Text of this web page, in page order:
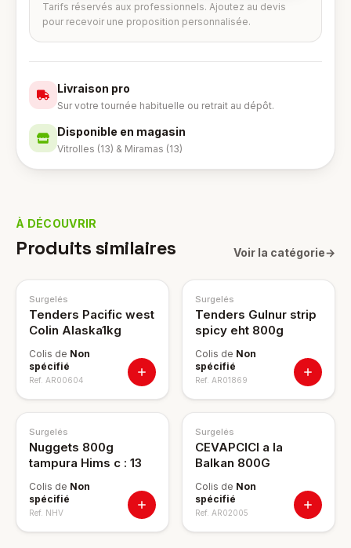
Tarifs réservés aux professionnels. Ajoutez au devis
pour recevoir une proposition personnalisée.
Livraison pro
Sur votre tournée habituelle ou retrait au dépôt.
Disponible en magasin
Vitrolles (13) & Miramas (13)
À DÉCOUVRIR
Produits similaires Voir la catégorie→
Surgelés
Tenders Pacific west
Colin Alaska1kg
Colis de Non
spécifié
Ref. AR00604
Surgelés
Tenders Gulnur strip
spicy eht 800g
Colis de Non
spécifié
Ref. AR01869
Surgelés
Nuggets 800g
tampura Hims c : 13
Colis de Non
spécifié
Ref. NHV
Surgelés
CEVAPCICI a la
Balkan 800G
Colis de Non
spécifié
Ref. AR02005